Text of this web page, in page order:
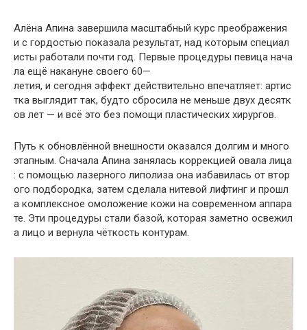
Алёна Апина завершила масштабный курс преображения
и с гордостью показала результат, над которым специал
исты работали почти год. Первые процедуры певица нача
ла ещё накануне своего 60—
летия, и сегодня эффект действительно впечатляет: артис
тка выглядит так, будто сбросила не меньше двух десятк
ов лет — и всё это без помощи пластических хирургов.
Путь к обновлённой внешности оказался долгим и много
этапным. Сначала Апина занялась коррекцией овала лица
: с помощью лазерного липолиза она избавилась от втор
ого подбородка, затем сделала нитевой лифтинг и прошл
а комплексное омоложение кожи на современном аппара
те. Эти процедуры стали базой, которая заметно освежил
а лицо и вернула чёткость контурам.